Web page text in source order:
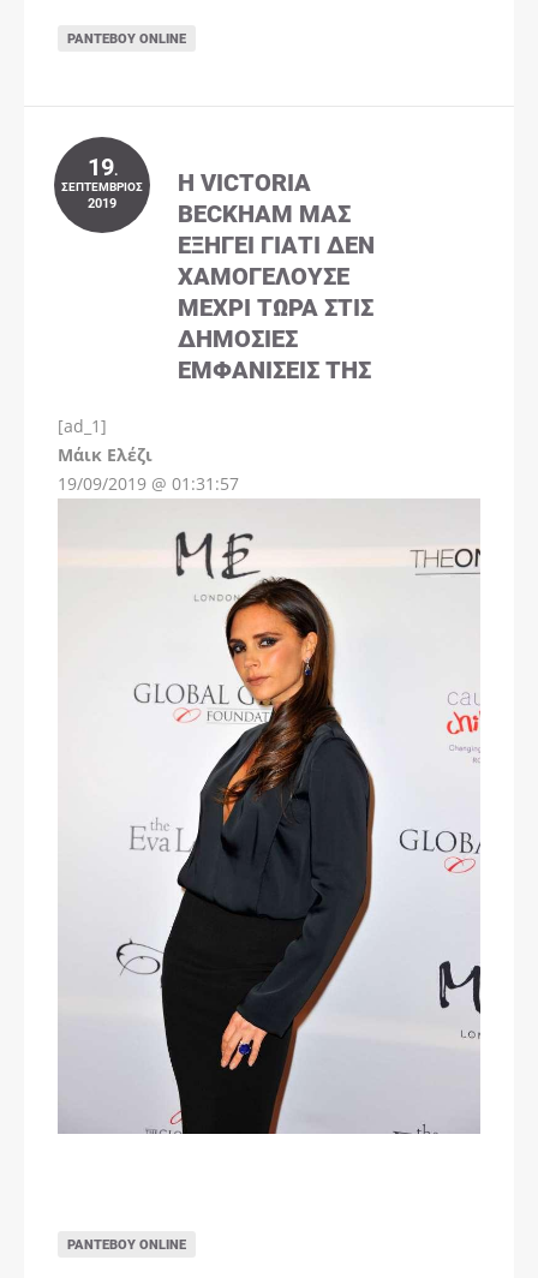
ΡΑΝΤΕΒΟΎ ONLINE
19.
ΣΕΠΤΈΜΒΡΙΟΣ
2019
Η VICTORIA
BECKHAM ΜΑΣ
ΕΞΗΓΕΊ ΓΙΑΤΊ ΔΕΝ
ΧΑΜΟΓΕΛΟΎΣΕ
ΜΈΧΡΙ ΤΏΡΑ ΣΤΙΣ
ΔΗΜΌΣΙΕΣ
ΕΜΦΑΝΊΣΕΙΣ ΤΗΣ
[ad_1]
Μάικ Ελέζι
19/09/2019 @ 01:31:57
ΡΑΝΤΕΒΟΎ ONLINE